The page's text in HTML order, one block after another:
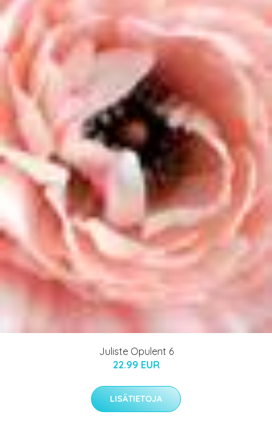
Juliste Opulent 6
22.99 EUR
LISÄTIETOJA